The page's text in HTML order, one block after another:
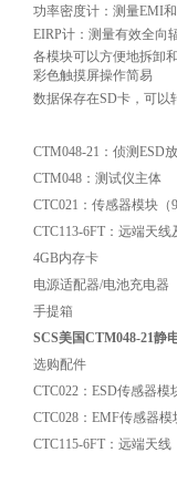
功率密度计：测量EMI
EIRP计：测量有效全向
各模块可以方便地拆卸
彩色触摸屏操作简易
数据保存在SD卡，可以
CTM048-21：侦测ESD
CTM048：测试仪主体
CTC021：传感器模块
CTC113-6FT：远端天线
4GB内存卡
电源适配器/电池充电器
手提箱
SCS美国CTM048-21静
选购配件
CTC022：ESD传感器
CTC028：EMF传感器模
CTC115-6FT：远端天线